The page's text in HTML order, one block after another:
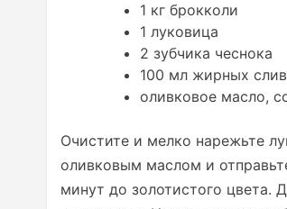
1 кг брокколи
1 луковица
2 зубчика чеснока
100 мл жирных
оливковое масло,
Очистите и мелко нарежьте
оливковым маслом и
минут до золотистого цвета.